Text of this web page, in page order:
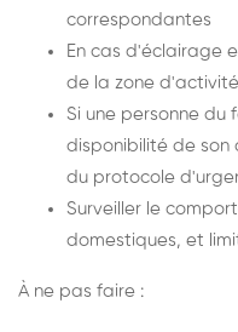
correspondantes
En cas d'éclairage
de la zone
Si une personne du
disponibilité de son
du protocole
Surveiller le
domestiques, et
À ne pas faire :